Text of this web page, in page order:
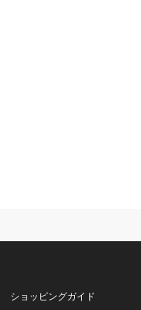
ショッピングガイド